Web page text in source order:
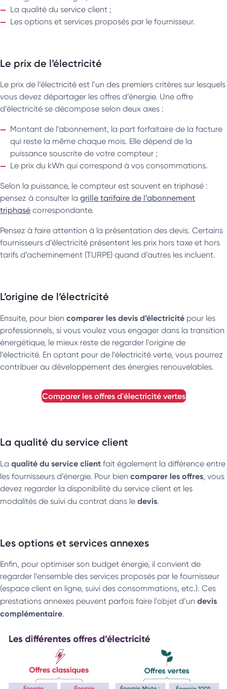
La qualité du service client ;
Les options et services proposés par le fournisseur.
Le prix de l’électricité
Le prix de l’électricité est l’un des premiers critères sur lesquels
vous devez départager les offres d’énergie. Une offre
d’électricité se décompose selon deux axes :
Montant de l’abonnement, la part forfaitaire de la facture
qui reste la même chaque mois. Elle dépend de la
puissance souscrite de votre compteur ;
Le prix du kWh qui correspond à vos consommations.
Selon la puissance, le compteur est souvent en triphasé :
pensez à consulter la grille tarifaire de l’abonnement
triphasé correspondante.
Pensez à faire attention à la présentation des devis. Certains
fournisseurs d’électricité présentent les prix hors taxe et hors
tarifs d’acheminement (TURPE) quand d’autres les incluent.
L’origine de l’électricité
Ensuite, pour bien comparer les devis d’électricité pour les
professionnels, si vous voulez vous engager dans la transition
énergétique, le mieux reste de regarder l’origine de
l’électricité. En optant pour de l’électricité verte, vous pourrez
contribuer au développement des énergies renouvelables.
comparer les offres d'électricité vertes
La qualité du service client
La qualité du service client fait également la différence entre
les fournisseurs d’énergie. Pour bien comparer les offres, vous
devez regarder la disponibilité du service client et les
modalités de suivi du contrat dans le devis.
Les options et services annexes
Enfin, pour optimiser son budget énergie, il convient de
regarder l’ensemble des services proposés par le fournisseur
(espace client en ligne, suivi des consommations, etc.). Ces
prestations annexes peuvent parfois faire l’objet d’un devis
complémentaire.